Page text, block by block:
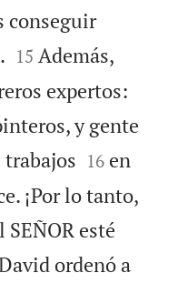
conseguir


15 Además,
expertos:
y gente
trabajos 

16 en
¡Por lo tanto,
esté
ordenó a